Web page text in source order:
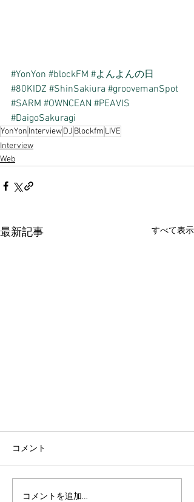
#YonYon #blockFM #よんよんの日
#80KIDZ #ShinSakiura #groovemanSpot
#SARM #OWNCEAN #PEAVIS
#DaigoSakuragi
YonYon InterviewDJ Blockfm LIVE
Interview
Web
最新記事 すべて表示
コメント
コメントを追加…